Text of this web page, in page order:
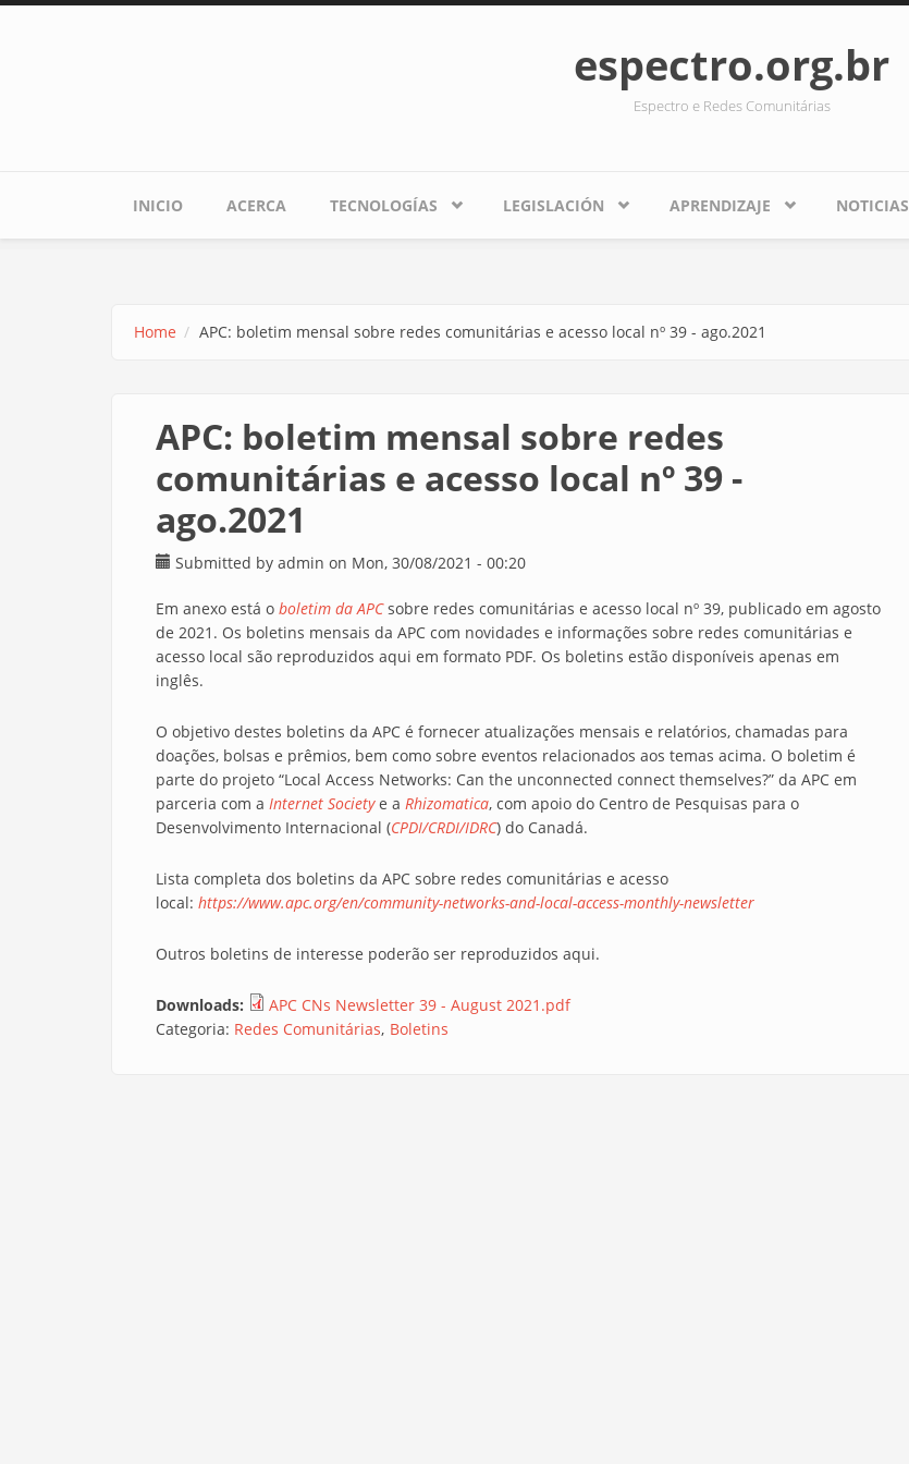
Skip to main content
espectro.org.br
Espectro e Redes Comunitárias
INICIO ACERCA TECNOLOGÍAS LEGISLACIÓN APRENDIZAJE NOTICIAS
Home APC: boletim mensal sobre redes comunitárias e acesso local nº 39 - ago.2021
APC: boletim mensal sobre redes
comunitárias e acesso local nº 39 -
ago.2021
Submitted by admin on Mon, 30/08/2021 - 00:20
Em anexo está o boletim da APCsobre redes comunitárias e acesso local nº 39, publicado em agosto
de 2021. Os boletins mensais da APC com novidades e informações sobre redes comunitárias e
acesso local são reproduzidos aqui em formato PDF. Os boletins estão disponíveis apenas em
inglês.
O objetivo destes boletins da APC é fornecer atualizações mensais e relatórios, chamadas para
doações, bolsas e prêmios, bem como sobre eventos relacionados aos temas acima. O boletim é
parte do projeto “Local Access Networks: Can the unconnected connect themselves?” da APC em
parceria com a Internet Societye a Rhizomatica, com apoio do Centro de Pesquisas para o
Desenvolvimento Internacional (CPDI/CRDI/IDRC) do Canadá.
Lista completa dos boletins da APC sobre redes comunitárias e acesso
local: https://www.apc.org/en/community-networks-and-local-access-monthly-newsletter
Outros boletins de interesse poderão ser reproduzidos aqui.
Downloads:
APC CNs Newsletter 39 - August 2021.pdf
Categoria: Redes Comunitárias Boletins